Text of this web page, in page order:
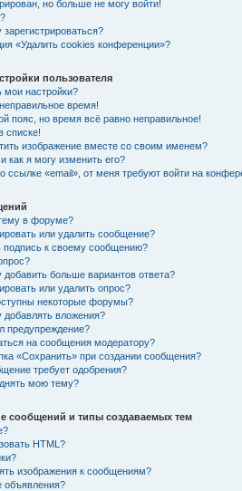
но больше не могу войти!
«Удалить cookies конференции»?
пользователя
мои настройки?
время!
пояс, но время всё равно неправильное!
списке!
изображение вместе со своим именем?
как я могу изменить его?
ссылке «email», от меня требуют войти на
в форуме?
или удалить сообщение?
подпись к своему сообщению?
больше вариантов ответа?
или удалить опрос?
некоторые форумы?
вложения?
предупреждение?
на сообщения модератору?
«Сохранить» при создании сообщения?
требует одобрения?
мою тему?
сообщений и типы создаваемых тем
HTML?
изображения к сообщениям?
объявления?